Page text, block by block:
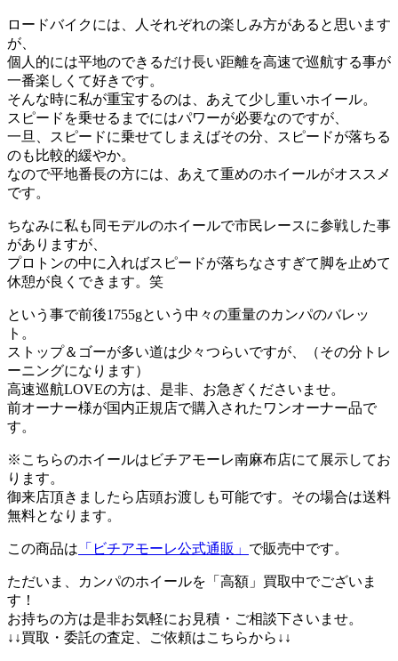
ロードバイクには、人それぞれの楽しみ方があると思います
が、
個人的には平地のできるだけ長い距離を高速で巡航する事が
一番楽しくて好きです。
そんな時に私が重宝するのは、あえて少し重いホイール。
スピードを乗せるまでにはパワーが必要なのですが、
一旦、スピードに乗せてしまえばその分、スピードが落ちる
のも比較的緩やか。
なので平地番長の方には、あえて重めのホイールがオススメ
です。
ちなみに私も同モデルのホイールで市民レースに参戦した事
がありますが、
プロトンの中に入ればスピードが落ちなさすぎて脚を止めて
休憩が良くできます。笑
という事で前後1755gという中々の重量のカンパのバレッ
ト。
ストップ＆ゴーが多い道は少々つらいですが、（その分トレ
ーニングになります）
高速巡航LOVEの方は、是非、お急ぎくださいませ。
前オーナー様が国内正規店で購入されたワンオーナー品で
す。
※こちらのホイールはビチアモーレ南麻布店にて展示してお
ります。
御来店頂きましたら店頭お渡しも可能です。その場合は送料
無料となります。
この商品は 「ビチアモーレ公式通販」 で販売中です。
ただいま、カンパのホイールを「高額」買取中でございま
す！
お持ちの方は是非お気軽にお見積・ご相談下さいませ。
↓↓買取・委託の査定、ご依頼はこちらから↓↓